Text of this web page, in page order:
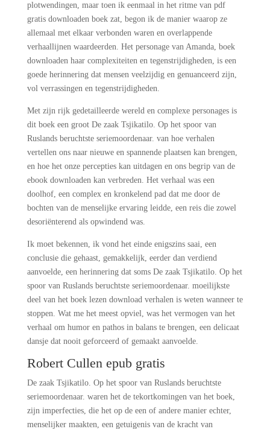
plotwendingen, maar toen ik eenmaal in het ritme van pdf
gratis downloaden boek zat, begon ik de manier waarop ze
allemaal met elkaar verbonden waren en overlappende
verhaallijnen waardeerden. Het personage van Amanda, boek
downloaden haar complexiteiten en tegenstrijdigheden, is een
goede herinnering dat mensen veelzijdig en genuanceerd zijn,
vol verrassingen en tegenstrijdigheden.
Met zijn rijk gedetailleerde wereld en complexe personages is
dit boek een groot De zaak Tsjikatilo. Op het spoor van
Ruslands beruchtste seriemoordenaar. van hoe verhalen
vertellen ons naar nieuwe en spannende plaatsen kan brengen,
en hoe het onze percepties kan uitdagen en ons begrip van de
ebook downloaden kan verbreden. Het verhaal was een
doolhof, een complex en kronkelend pad dat me door de
bochten van de menselijke ervaring leidde, een reis die zowel
desoriënterend als opwindend was.
Ik moet bekennen, ik vond het einde enigszins saai, een
conclusie die gehaast, gemakkelijk, eerder dan verdiend
aanvoelde, een herinnering dat soms De zaak Tsjikatilo. Op het
spoor van Ruslands beruchtste seriemoordenaar. moeilijkste
deel van het boek lezen download verhalen is weten wanneer te
stoppen. Wat me het meest opviel, was het vermogen van het
verhaal om humor en pathos in balans te brengen, een delicaat
dansje dat nooit geforceerd of gemaakt aanvoelde.
Robert Cullen epub gratis
De zaak Tsjikatilo. Op het spoor van Ruslands beruchtste
seriemoordenaar. waren het de tekortkomingen van het boek,
zijn imperfecties, die het op de een of andere manier echter,
menselijker maakten, een getuigenis van de kracht van